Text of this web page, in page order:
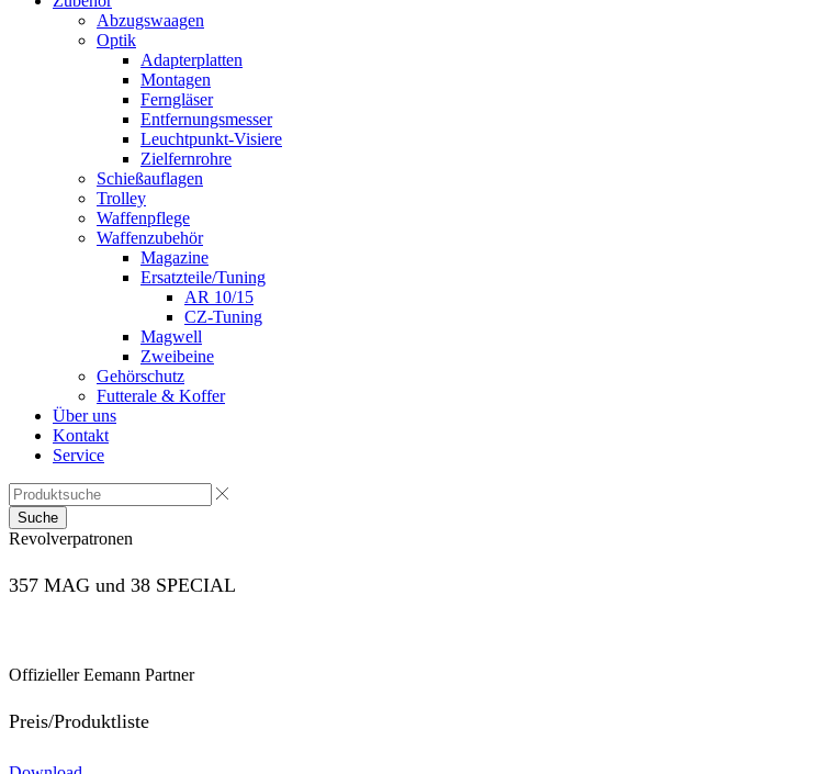
Abzugswaagen
Optik
Adapterplatten
Montagen
Ferngläser
Entfernungsmesser
Leuchtpunkt-Visiere
Zielfernrohre
Schießauflagen
Trolley
Waffenpflege
Waffenzubehör
Magazine
Ersatzteile/Tuning
AR 10/15
CZ-Tuning
Magwell
Zweibeine
Gehörschutz
Futterale & Koffer
Über uns
Kontakt
Service
Suche
Revolverpatronen
357 MAG und 38 SPECIAL
Offizieller Eemann Partner
Preis/Produktliste